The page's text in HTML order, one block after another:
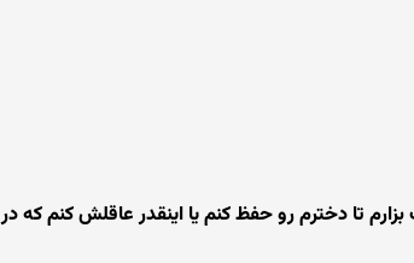
تا دخترم رو حفظ کنم یا اینقدر عاقلش کنم که در